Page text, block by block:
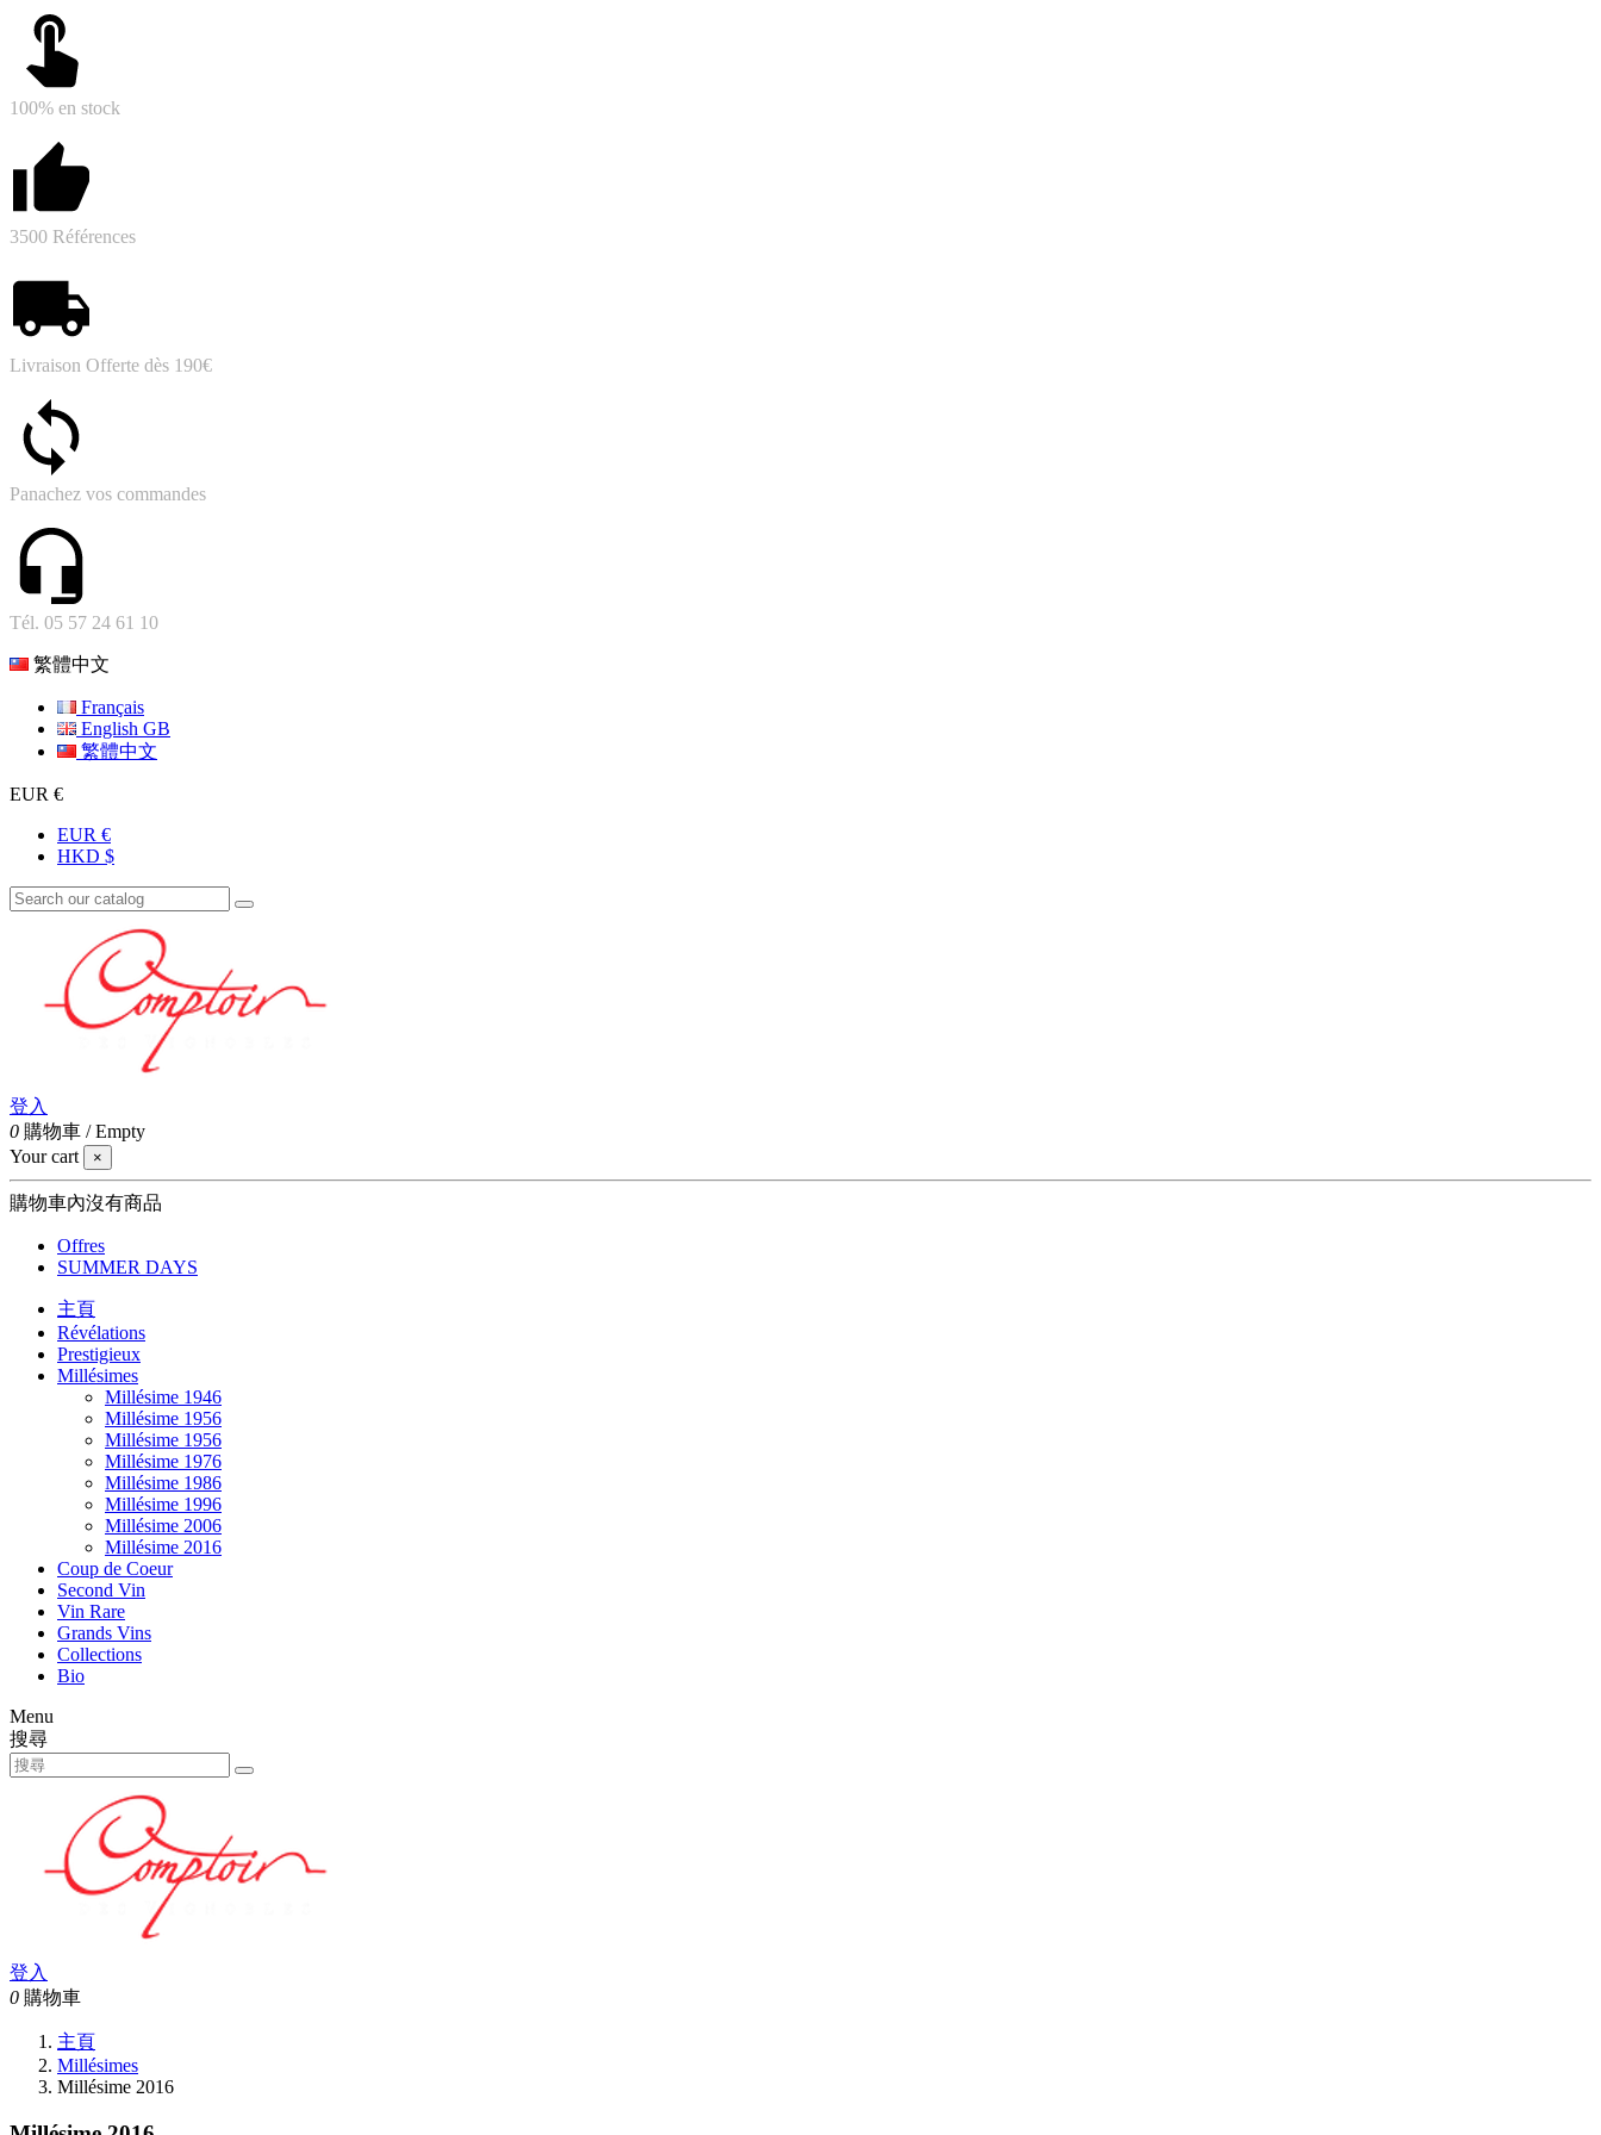
100% en stock
3500 Références
Livraison Offerte dès 190€
Panachez vos commandes
Tél. 05 57 24 61 10
繁體中文
Français
English GB
繁體中文
EUR €
EUR €
HKD $
登入
0 購物車 /Empty
Your cart
×
購物車內沒有商品
Offres
SUMMER DAYS
主頁
Révélations
Prestigieux
Millésimes
Millésime 1946
Millésime 1956
Millésime 1956
Millésime 1976
Millésime 1986
Millésime 1996
Millésime 2006
Millésime 2016
Coup de Coeur
Second Vin
Vin Rare
Grands Vins
Collections
Bio
Menu
搜尋
登入
0 購物車
主頁
Millésimes
Millésime 2016